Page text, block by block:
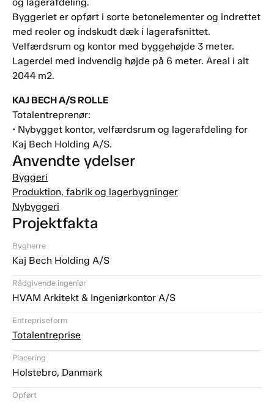
Byggeriet er opført i sorte betonelementer og indrettet
med reoler og indskudt dæk i lagerafsnittet.
Velfærdsrum og kontor med byggehøjde 3 meter.
Lagerdel med indvendig højde på 6 meter. Areal i alt
2044 m2.
KAJ BECH A/S ROLLE
Totalentreprenør:
• Nybygget kontor, velfærdsrum og lagerafdeling for
Kaj Bech Holding A/S.
Anvendte ydelser
Byggeri
Produktion, fabrik og lagerbygninger
Nybyggeri
Projektfakta
Bygherre
Kaj Bech Holding A/S
Rådgivende ingeniør
HVAM Arkitekt & Ingeniørkontor A/S
Entrepriseform
Totalentreprise
Placering
Holstebro, Danmark
Opført